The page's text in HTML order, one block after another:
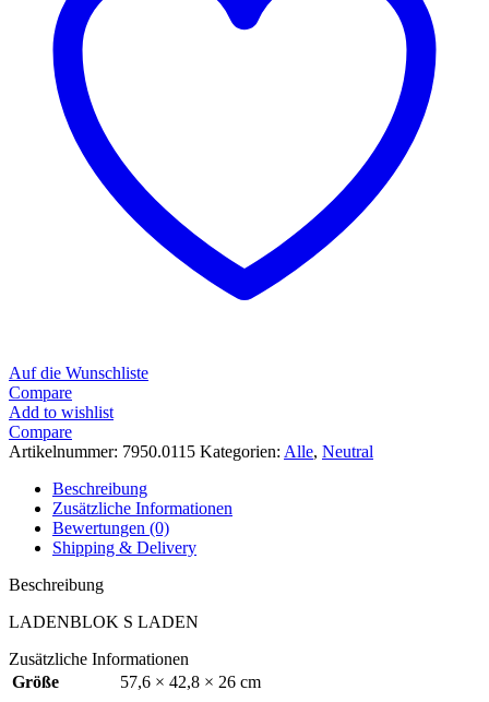
Auf die Wunschliste
Compare
Add to wishlist
Compare
Artikelnummer: 7950.0115 Kategorien: Alle, Neutral
Beschreibung
Zusätzliche Informationen
Bewertungen (0)
Shipping & Delivery
Beschreibung
LADENBLOK S LADEN
Zusätzliche Informationen
Größe
57,6 × 42,8 × 26 cm